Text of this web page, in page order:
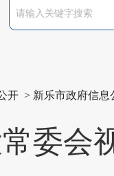
开 > 新乐市政府信息
委会